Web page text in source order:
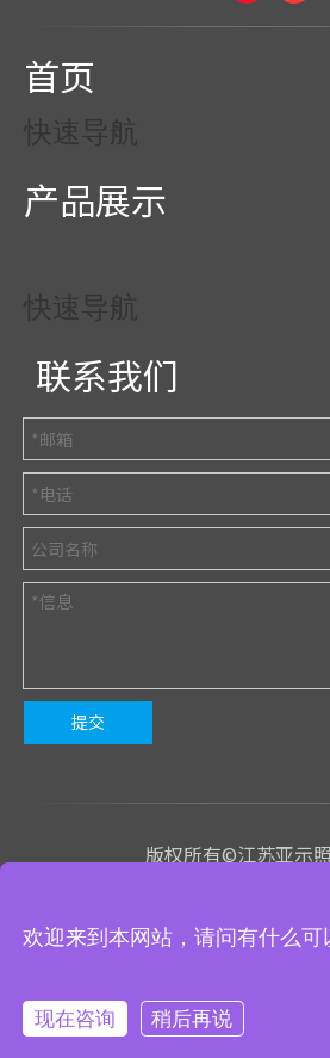
ysnx@yaships.com
+86-519-88609911
首页
快速导航
产品展示
快速导航
联系我们
提交
版权所有©江苏亚示
We use cookies to enable all
Continued use of our website without
browser settings confirms your acceptance
欢迎来到本网站，请问有什么可
现在咨询 稍后再说